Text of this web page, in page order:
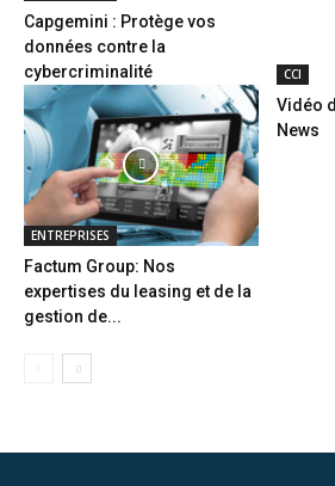
Capgemini : Protège vos
données contre la
cybercriminalité
ENTREPRISES
Factum Group: Nos
expertises du leasing et de la
gestion de...
CCI
Vidéo
News